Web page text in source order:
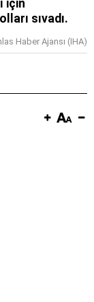
için
sıvadı.
Haber Ajansı (IHA)